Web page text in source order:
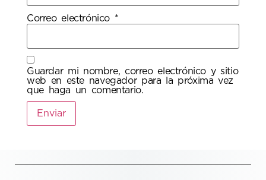
Correo electrónico *
Guardar mi nombre, correo electrónico y sitio
web en este navegador para la próxima vez
que haga un comentario.